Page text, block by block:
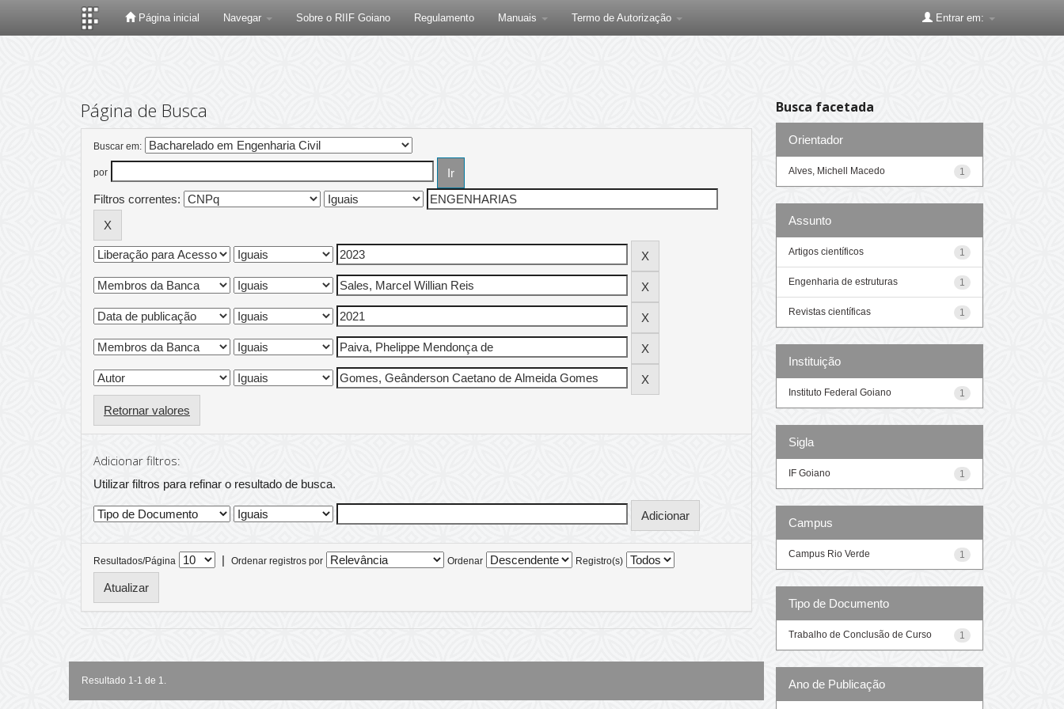
Página inicial Navegar Sobre o RIIF Goiano Regulamento Manuais Termo de Autorização Entrar em:
Página de Busca
Buscar em:
por
Filtros correntes:
Retornar valores
Adicionar filtros:
Utilizar filtros para refinar o resultado de busca.
Resultados/Página | Ordenar registros por Ordenar Registro(s)
Resultado 1-1 de 1.
Busca facetada
Orientador
1
Alves, Michell Macedo
Assunto
1
Artigos científicos
1
Engenharia de estruturas
1
Revistas científicas
Instituição
1
Instituto Federal Goiano
Sigla
1
IF Goiano
Campus
1
Campus Rio Verde
Tipo de Documento
1
Trabalho de Conclusão de Curso
Ano de Publicação